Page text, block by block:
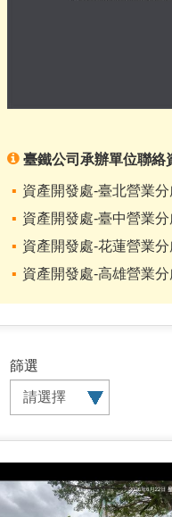
臺鐵公司承辦單位聯絡
資產開發處-臺北營業
資產開發處-臺中營業
資產開發處-花蓮營業
資產開發處-高雄營業
篩選
詢
詢
詢
位